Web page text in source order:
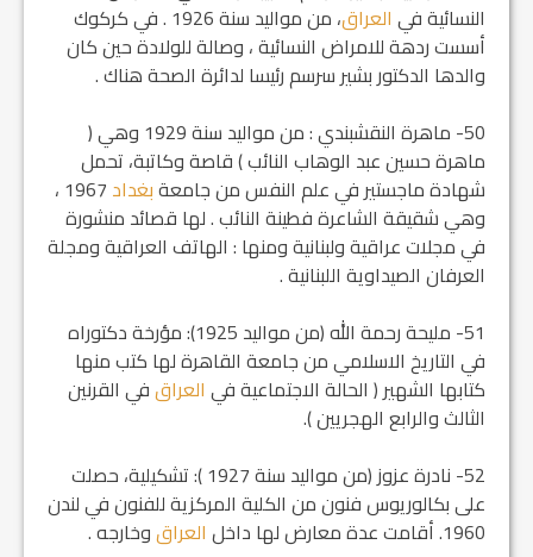
النسائية في العراق
، من مواليد سنة 1926 . في كركوك
أسست ردهة للامراض النسائية ، وصالة للولادة حين كان
والدها الدكتور بشير سرسم رئيسا لدائرة الصحة هناك .
50- ماهرة النقشبندي : من مواليد سنة 1929 وهي (
ماهرة حسين عبد الوهاب النائب ) قاصة وكاتبة، تحمل
شهادة ماجستير في علم النفس من جامعةبغداد
1967 ،
وهي شقيقة الشاعرة فطينة النائب . لها قصائد منشورة
في مجلات عراقية ولبنانية ومنها : الهاتف العراقية ومجلة
العرفان الصيداوية اللبنانية .
51- مليحة رحمة الله (من مواليد 1925): مؤرخة دكتوراه
في التاريخ الاسلامي من جامعة القاهرة لها كتب منها
كتابها الشهير ( الحالة الاجتماعية في العراقفي القرنين
الثالث والرابع الهجريين ).
52- نادرة عزوز (من مواليد سنة 1927 ): تشكيلية، حصلت
على بكالوريوس فنون من الكلية المركزية للفنون في لندن
1960. أقامت عدة معارض لها داخل
العراقوخارجه .